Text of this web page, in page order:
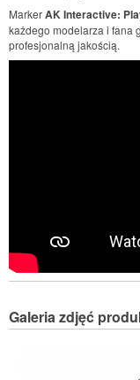
MarkerAK Interactive:
każdego modelarza i fana
profesjonalną jakością.
Galeria zdjęć